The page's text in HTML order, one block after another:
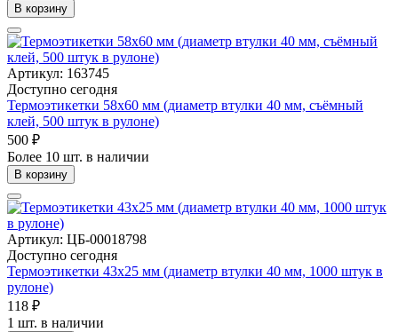
В корзину
Артикул: 163745
Доступно сегодня
Термоэтикетки 58х60 мм (диаметр втулки 40 мм, съёмный
клей, 500 штук в рулоне)
500 ₽
Более 10 шт. в наличии
В корзину
Артикул: ЦБ-00018798
Доступно сегодня
Термоэтикетки 43х25 мм (диаметр втулки 40 мм, 1000 штук в
рулоне)
118 ₽
1 шт. в наличии